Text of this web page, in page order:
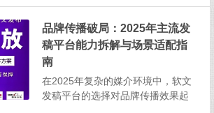
0% 的无效推广源于平台与传播目标
的错配。2025...
品牌传播破局：2025年主流发
稿平台能力拆解与场景适配指
南
在2025年复杂的媒介环境中，软文
发稿平台的选择对品牌传播效果起